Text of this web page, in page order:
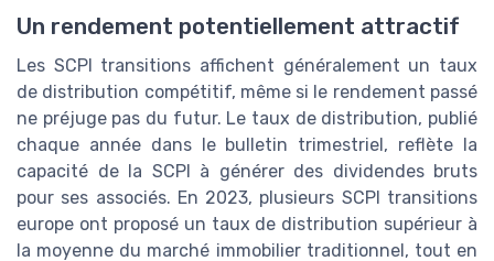
Un rendement potentiellement attractif
Les SCPI transitions affichent généralement un taux
de distribution compétitif, même si le rendement passé
ne préjuge pas du futur. Le taux de distribution, publié
chaque année dans le bulletin trimestriel, reflète la
capacité de la SCPI à générer des dividendes bruts
pour ses associés. En 2023, plusieurs SCPI transitions
europe ont proposé un taux de distribution supérieur à
la moyenne du marché immobilier traditionnel, tout en